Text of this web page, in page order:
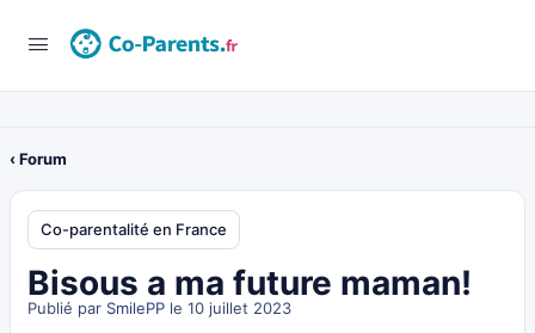
‹ Forum
Co-parentalité en France
Bisous a ma future maman!
Publié par SmilePP le 10 juillet 2023